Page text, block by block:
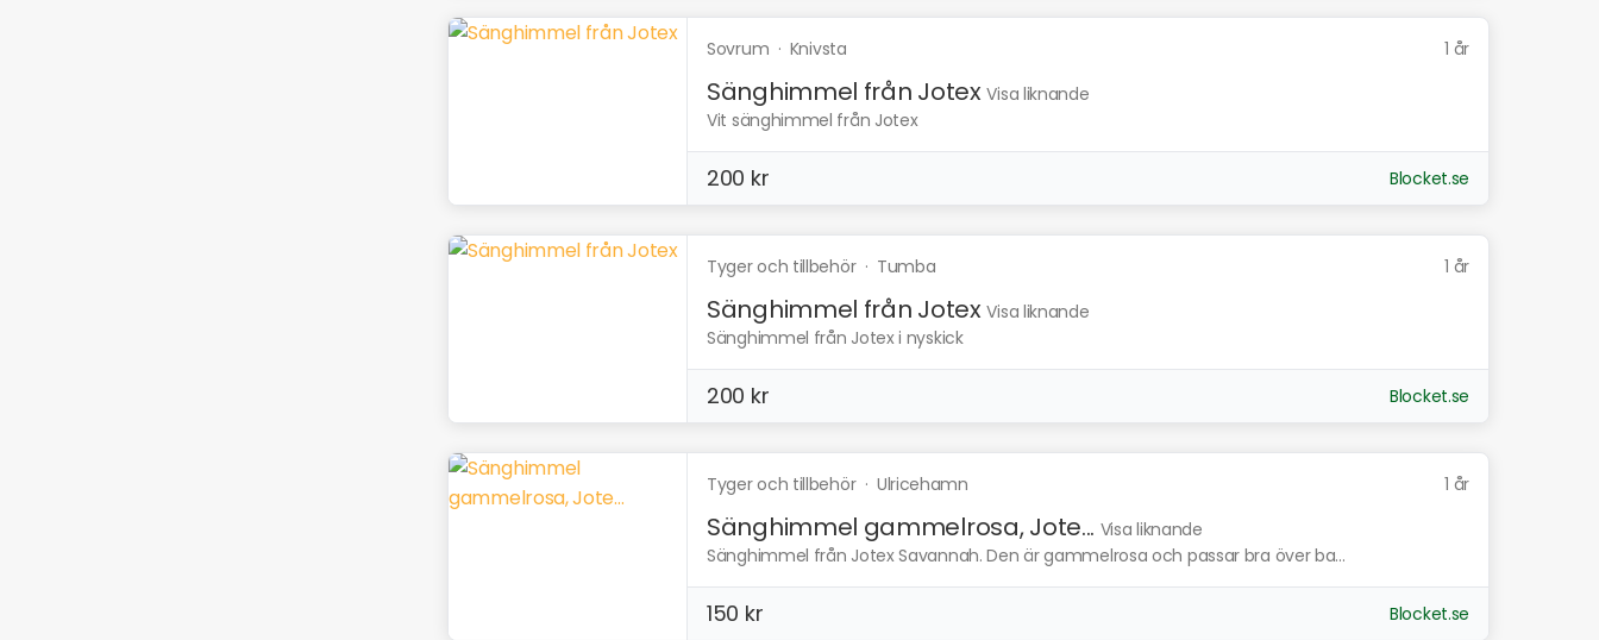
Sovrum · Knivsta 1 år
Sänghimmel från Jotex Visa liknande
Vit sänghimmel från Jotex
200 kr Blocket.se
Tyger och tillbehör· Tumba 1 år
Sänghimmel från Jotex Visa liknande
Sänghimmel från Jotex i nyskick
200 kr Blocket.se
Tyger och tillbehör· Ulricehamn 1 år
Sänghimmel gammelrosa, Jote... Visa liknande
Sänghimmel från Jotex Savannah. Den är gammelrosa och passar bra över ba...
150 kr Blocket.se